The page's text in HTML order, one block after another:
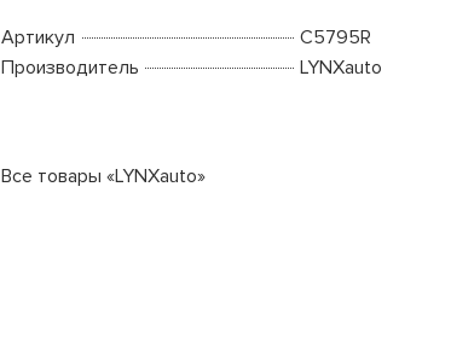
Артикул
C5795R
Производитель
LYNXauto
Все товары «LYNXauto»